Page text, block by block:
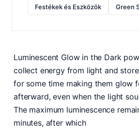
Festékek és Eszközök Green
Luminescent Glow in the Dark
collect energy from light and
for some time making them glow
afterward, even when the light
The maximum luminescence
minutes, after which